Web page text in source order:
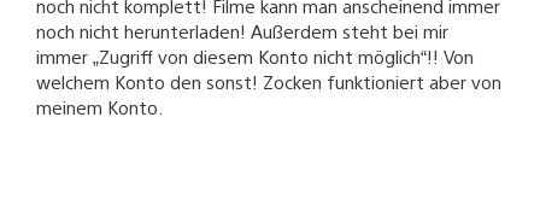
noch nicht komplett! Filme kann man anscheinend immer
noch nicht herunterladen! Außerdem steht bei mir
immer „Zugriff von diesem Konto nicht möglich“!! Von
welchem Konto den sonst! Zocken funktioniert aber von
meinem Konto.